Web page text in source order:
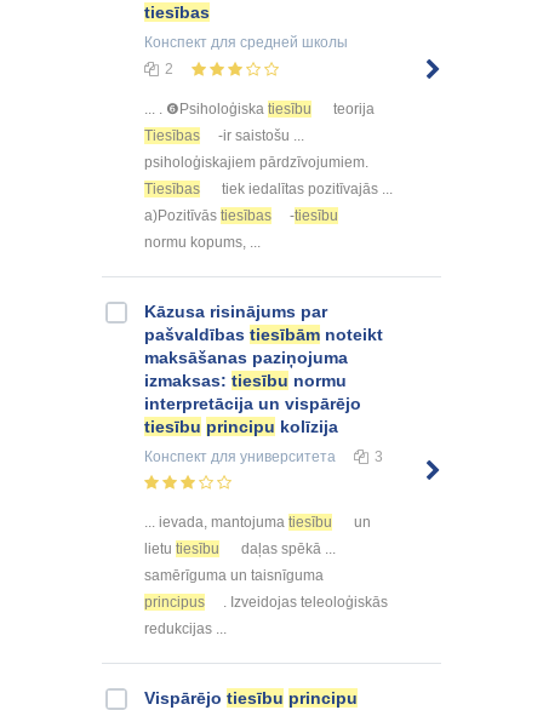
tiesības
Конспект для средней школы
2
... . ❻Psiholoģiska tiesību
teorija
Tiesības
-ir saistošu ...
psiholoģiskajiem pārdzīvojumiem.
Tiesības
tiek iedalītas pozitīvajās ...
a)Pozitīvās tiesības -tiesību
normu kopums, ...
Kāzusa risinājums par
pašvaldības tiesībām noteikt
maksāšanas paziņojuma
izmaksas: tiesību normu
interpretācija un vispārējo
tiesību principu kolīzija
Конспект для университета 3
... ievada, mantojuma tiesību
un
lietu tiesību
daļas spēkā ...
samērīguma un taisnīguma
principus
. Izveidojas teleoloģiskās
redukcijas ...
Vispārējo tiesību principu